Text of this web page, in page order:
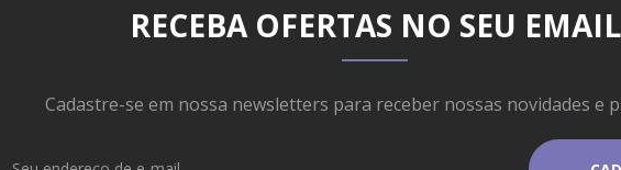
RECEBA OFERTAS NO SEU EMAIL
Cadastre-se em nossa newsletters para receber nossas novidades e